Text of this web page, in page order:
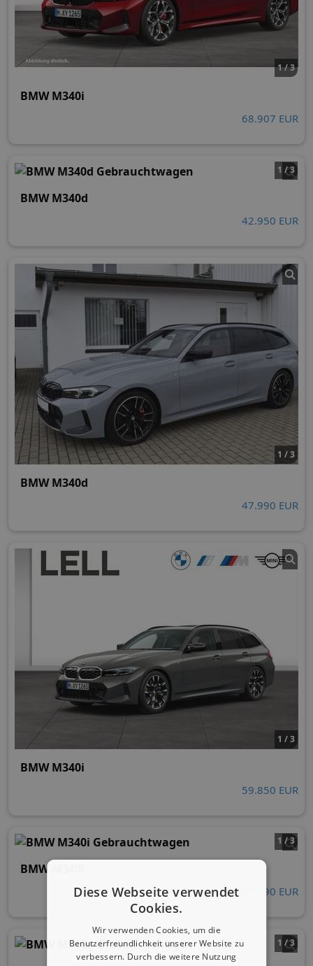
1 / 3
BMW M340i
68.907 EUR
1 / 3
BMW M340d
42.950 EUR
1 / 3
BMW M340d
47.990 EUR
1 / 3
BMW M340i
59.850 EUR
1 / 3
BMW M340i
65.990 EUR
1 / 3
Diese Webseite verwendet
Cookies.
Wir verwenden Cookies, um die
Benutzerfreundlichkeit unserer Website zu
verbessern. Durch die weitere Nutzung